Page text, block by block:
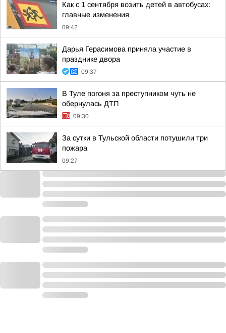
Как с 1 сентября возить детей в автобусах:
главные изменения
09:42
Дарья Герасимова приняла участие в
празднике двора
09:37
В Туле погоня за преступником чуть не
обернулась ДТП
09:30
За сутки в Тульской области потушили три
пожара
09:27